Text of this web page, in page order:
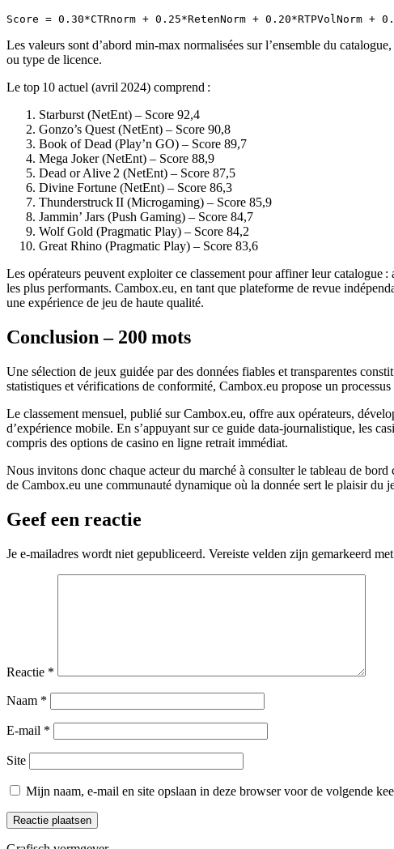
Les valeurs sont d’abord min‑max normalisées sur l’ensemble du
ou type de licence.
Le top 10 actuel (avril 2024) comprend :
Starburst (NetEnt) – Score 92,4
Gonzo’s Quest (NetEnt) – Score 90,8
Book of Dead (Play’n GO) – Score 89,7
Mega Joker (NetEnt) – Score 88,9
Dead or Alive 2 (NetEnt) – Score 87,5
Divine Fortune (NetEnt) – Score 86,3
Thunderstruck II (Microgaming) – Score 85,9
Jammin’ Jars (Push Gaming) – Score 84,7
Wolf Gold (Pragmatic Play) – Score 84,2
Great Rhino (Pragmatic Play) – Score 83,6
Les opérateurs peuvent exploiter ce classement pour affiner leur catalogue
les plus performants. Cambox.eu, en tant que plateforme de revue
une expérience de jeu de haute qualité.
Conclusion – 200 mots
Une sélection de jeux guidée par des données fiables et transparentes
statistiques et vérifications de conformité, Cambox.eu propose un
Le classement mensuel, publié sur Cambox.eu, offre aux opérateurs,
d’expérience mobile. En s’appuyant sur ce guide data‑journalistique, les
compris des options de casino en ligne retrait immédiat.
Nous invitons donc chaque acteur du marché à consulter le tableau de
de Cambox.eu une communauté dynamique où la donnée sert le plaisir du
Geef een reactie
Je e-mailadres wordt niet gepubliceerd. Vereiste velden zijn gemarkeerd met
Reactie *
Naam *
E-mail *
Site
Mijn naam, e-mail en site opslaan in deze browser voor de volgende